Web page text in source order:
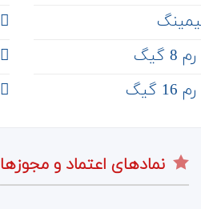
نمادهای اعتماد و مجوزها